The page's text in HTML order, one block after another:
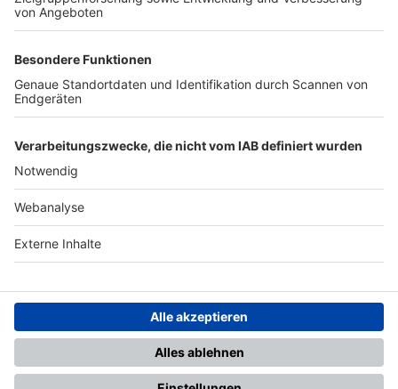
TOP-PARTNER
Nutzungsbedingungen Datenschutz Impressum